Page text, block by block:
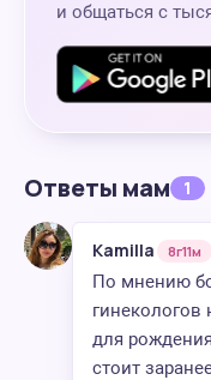
и общаться с
Ответы мам 1
Kamilla 8г11м
По мнению
для
стоит